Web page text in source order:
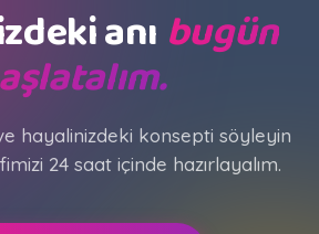
anı bugün
hayalinizdeki konsepti söyleyin
24 saat içinde hazırlayalım.